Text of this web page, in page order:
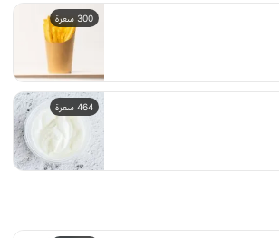
300 سعرة
464 سعرة